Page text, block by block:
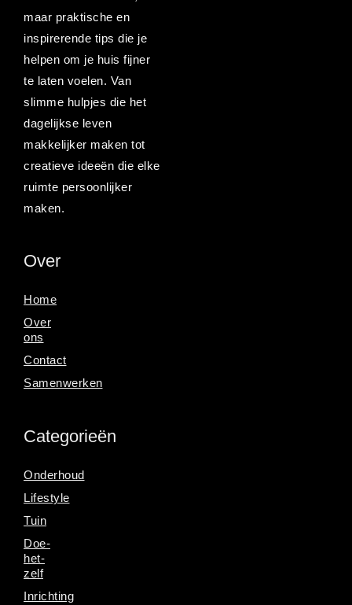
maar praktische en
inspirerende tips die je
helpen om je huis fijner
te laten voelen. Van
slimme hulpjes die het
dagelijkse leven
makkelijker maken tot
creatieve ideeën die elke
ruimte persoonlijker
maken.
Over
Home
Over
ons
Contact
Samenwerken
Categorieën
Onderhoud
Lifestyle
Tuin
Doe-
het-
zelf
Inrichting